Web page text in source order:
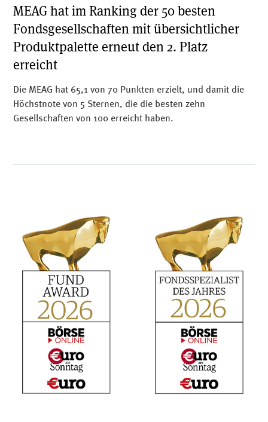
MEAG hat im Ranking der 50 besten
Fondsgesellschaften mit übersichtlicher
Produktpalette erneut den 2. Platz
erreicht
Die MEAG hat 65,1 von 70 Punkten erzielt, und damit die
Höchstnote von 5 Sternen, die die besten zehn
Gesellschaften von 100 erreicht haben.